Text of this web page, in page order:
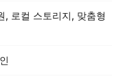
, 로컬 스토리지, 맞춤형